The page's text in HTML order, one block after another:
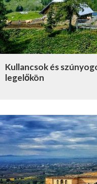
Kullancsok és
legelőkön